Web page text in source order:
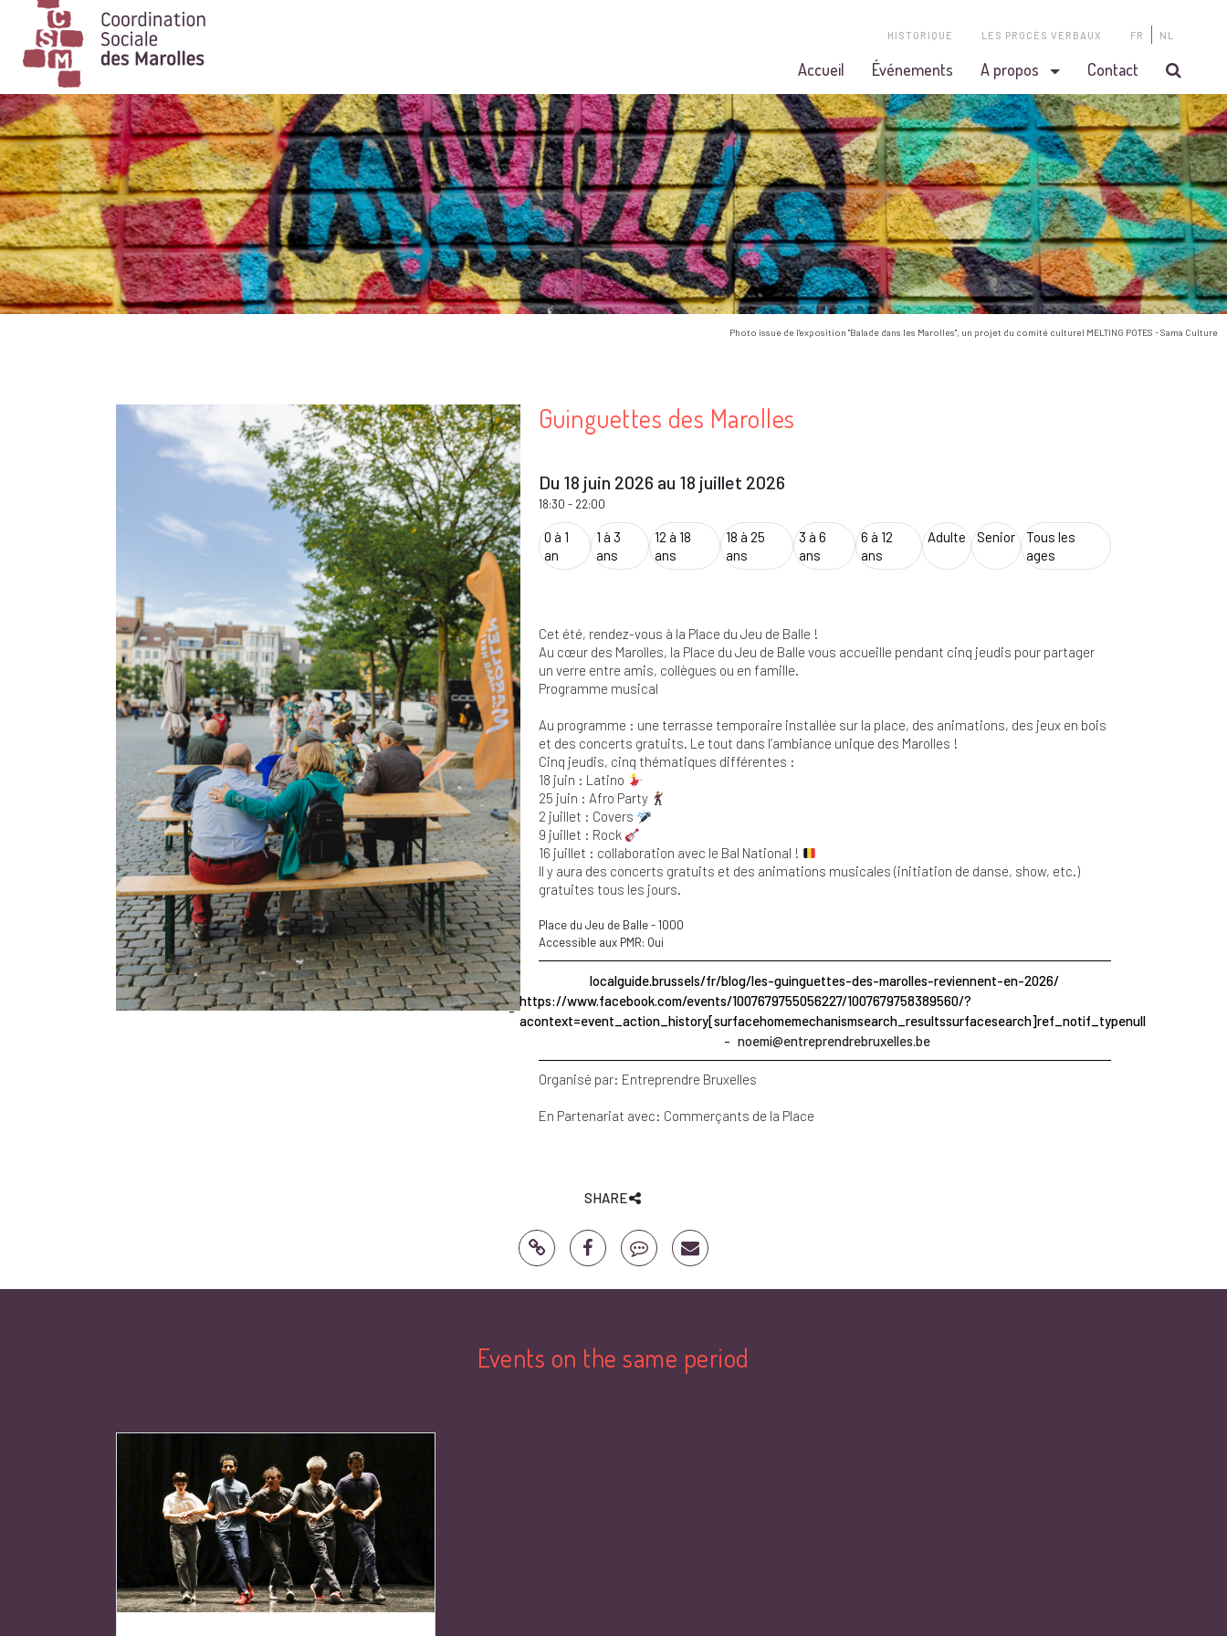
Main Navigation
HISTORIQUE LES PROCÈS VERBAUX FR NL
Accueil Événements A propos Contact
Photo issue de l'exposition "Balade dans les Marolles", un projet du comité culturel MELTING POTES - Sama Culture
Guinguettes des Marolles
Du 18 juin 2026 au 18 juillet 2026
18:30 - 22:00
0 à 1
an
1 à 3
ans
12 à 18
ans
18 à 25
ans
3 à 6
ans
6 à 12
ans
Adulte Senior
Tous les
ages
Cet été, rendez-vous à la Place du Jeu de Balle !
Au cœur des Marolles, la Place du Jeu de Balle vous accueille pendant cinq jeudis pour partager
un verre entre amis, collègues ou en famille.
Programme musical
Au programme : une terrasse temporaire installée sur la place, des animations, des jeux en bois
et des concerts gratuits. Le tout dans l’ambiance unique des Marolles !
Cinq jeudis, cinq thématiques différentes :
18 juin : Latino
25 juin : Afro Party
2 juillet : Covers
9 juillet : Rock
16 juillet : collaboration avec le Bal National !
Il y aura des concerts gratuits et des animations musicales (initiation de danse, show, etc.)
gratuites tous les jours.
Place du Jeu de Balle- 1000
Accessible aux PMR: Oui
localguide.brussels/fr/blog/les-guinguettes-des-marolles-reviennent-en-2026/
https://www.facebook.com/events/1007679755056227/1007679758389560/?
acontext=event_action_history[surfacehomemechanismsearch_resultssurfacesearch]ref_notif_typenull
noemi@entreprendrebruxelles.be
Organisé par: Entreprendre Bruxelles
En Partenariat avec: Commerçants de la Place
SHARE
Events on the same period